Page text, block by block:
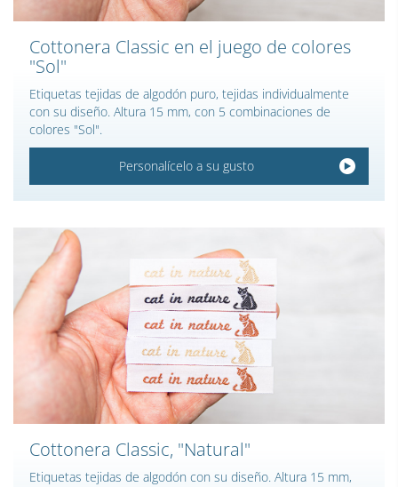
Cottonera Classic en el juego de colores
"Sol"
Etiquetas tejidas de algodón puro, tejidas individualmente
con su diseño. Altura 15 mm, con 5 combinaciones de
colores "Sol".
Personalícelo a su gusto
Cottonera Classic, "Natural"
Etiquetas tejidas de algodón con su diseño. Altura 15 mm,